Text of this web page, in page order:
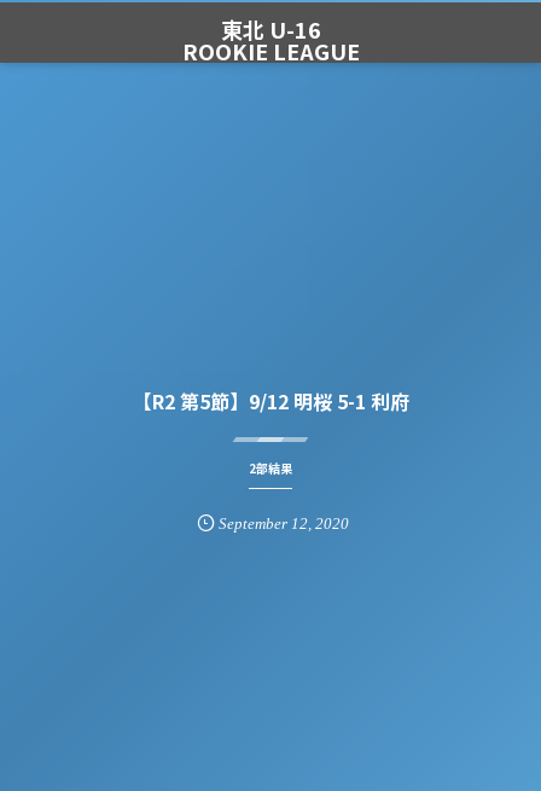
東北 U-16
ROOKIE LEAGUE
【R2 第5節】9/12 明桜 5-1 利府
2部結果
September 12, 2020